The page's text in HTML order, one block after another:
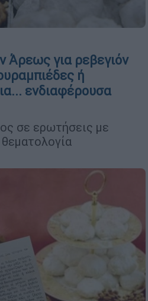
Άρεως για ρεβεγιόν
ή
ενδιαφέρουσα
σε ερωτήσεις με